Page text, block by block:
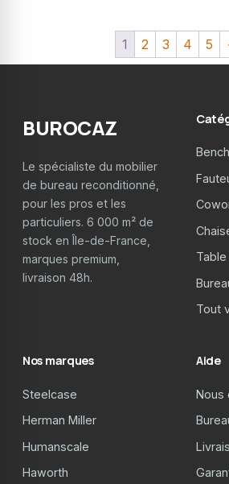
1 2 3 4 5
BUROCAZ
Le spécialiste du mobilier
de bureau reconditionné,
pour les pros et les
particuliers. 6 000 m² de
stock en Île-de-France,
marques premium,
livraison 48h.
Bench
Tout
Nos marques
Steelcase
Herman Miller
Humanscale
Haworth
Aide
Nous